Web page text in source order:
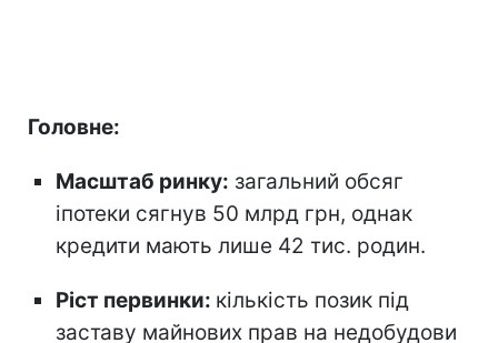
Головне:
Масштаб ринку: загальний обсяг
іпотеки сягнув 50 млрд грн, однак
кредити мають лише 42 тис. родин.
Ріст первинки: кількість позик під
заставу майнових прав на недобудови